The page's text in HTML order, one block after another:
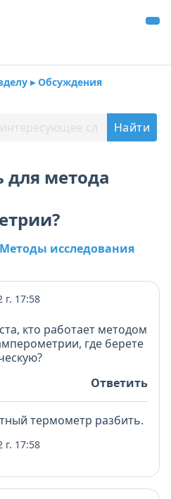
▸ Обсуждения
для метода
исследования
г. 17:58
кто работает методом
где берете
Ответить
термометр разбить.
г. 17:58